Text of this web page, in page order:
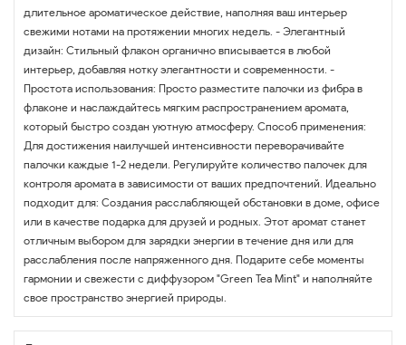
длительное ароматическое действие, наполняя ваш интерьер
свежими нотами на протяжении многих недель. - Элегантный
дизайн: Стильный флакон органично вписывается в любой
интерьер, добавляя нотку элегантности и современности. -
Простота использования: Просто разместите палочки из фибра в
флаконе и наслаждайтесь мягким распространением аромата,
который быстро создан уютную атмосферу. Способ применения:
Для достижения наилучшей интенсивности переворачивайте
палочки каждые 1-2 недели. Регулируйте количество палочек для
контроля аромата в зависимости от ваших предпочтений. Идеально
подходит для: Создания расслабляющей обстановки в доме, офисе
или в качестве подарка для друзей и родных. Этот аромат станет
отличным выбором для зарядки энергии в течение дня или для
расслабления после напряженного дня. Подарите себе моменты
гармонии и свежести с диффузором "Green Tea Mint" и наполняйте
свое пространство энергией природы.